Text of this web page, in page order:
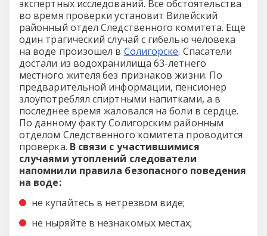
экспертных исследований. Все обстоятельства
во время проверки установит Вилейский
районный отдел Следственного комитета. Еще
один трагический случай с гибелью человека
на воде произошел в Солигорске. Спасатели
достали из водохранилища 63-летнего
местного жителя без признаков жизни. По
предварительной информации, пенсионер
злоупотреблял спиртными напитками, а в
последнее время жаловался на боли в сердце.
По данному факту Солигорским районным
отделом Следственного комитета проводится
проверка. В связи с участившимися
случаями утоплений следователи
напомнили правила безопасного поведения
на воде:
не купайтесь в нетрезвом виде;
не ныряйте в незнакомых местах;